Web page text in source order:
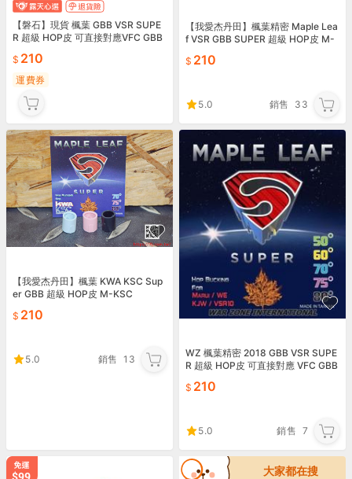
【磐石】現貨 楓葉 GBB VSR SUPE
R 超級 HOP皮 可直接對應VFC GBB
210
運費券
【我愛杰丹田】楓葉精密 Maple Lea
f VSR GBB SUPER 超級 HOP皮 M-
210
5.0 銷售 33
【我愛杰丹田】楓葉 KWA KSC Sup
er GBB 超級 HOP皮 M-KSC
210
5.0 銷售 13
WZ 楓葉精密 2018 GBB VSR SUPE
R 超級 HOP皮 可直接對應 VFC GBB
210
5.0 銷售 7
大家都在搜